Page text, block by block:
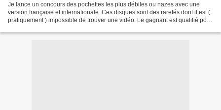
Je lance un concours des pochettes les plus débiles ou nazes avec une
version française et internationale. Ces disques sont des raretés dont il est (
pratiquement ) impossible de trouver une vidéo. Le gagnant est qualifié pour